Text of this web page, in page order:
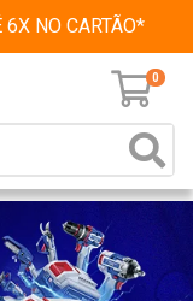
NO CARTÃO*
0